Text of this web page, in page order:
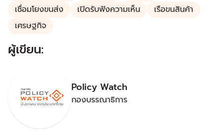
เชื่อมโยงขนส่ง
เปิดรับฟังความเห็น
เรือขนสินค้า
เศรษฐกิจ
ผู้เขียน:
Policy Watch
กองบรรณาธิการ